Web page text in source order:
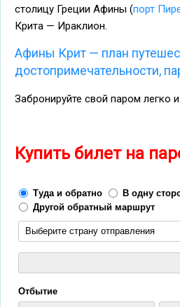
столицу Греции Афины (порт
Крита — Ираклион.
Афины Крит — план
достопримечательности,
Забронируйте свой паром легко
Купить билет на